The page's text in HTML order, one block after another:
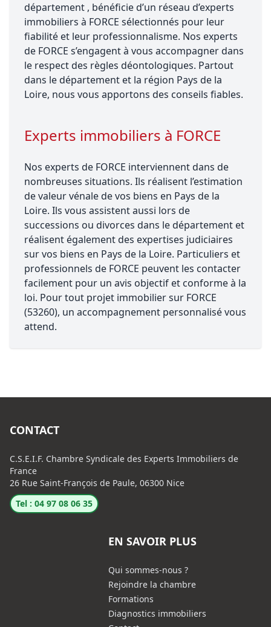
département , bénéficie d’un réseau d’experts
immobiliers à FORCE sélectionnés pour leur
fiabilité et leur professionnalisme. Nos experts
de FORCE s’engagent à vous accompagner dans
le respect des règles déontologiques. Partout
dans le département et la région Pays de la
Loire, nous vous apportons des conseils fiables.
Experts immobiliers à FORCE
Nos experts de FORCE interviennent dans de
nombreuses situations. Ils réalisent l’estimation
de valeur vénale de vos biens en Pays de la
Loire. Ils vous assistent aussi lors de
successions ou divorces dans le département et
réalisent également des expertises judiciaires
sur vos biens en Pays de la Loire. Particuliers et
professionnels de FORCE peuvent les contacter
facilement pour un avis objectif et conforme à la
loi. Pour tout projet immobilier sur FORCE
(53260), un accompagnement personnalisé vous
attend.
CONTACT
C.S.E.I.F. Chambre Syndicale des Experts Immobiliers de
France
26 Rue Saint-François de Paule, 06300 Nice
Tel : 04 97 08 06 35
EN SAVOIR PLUS
Qui sommes-nous ?
Rejoindre la chambre
Formations
Diagnostics immobiliers